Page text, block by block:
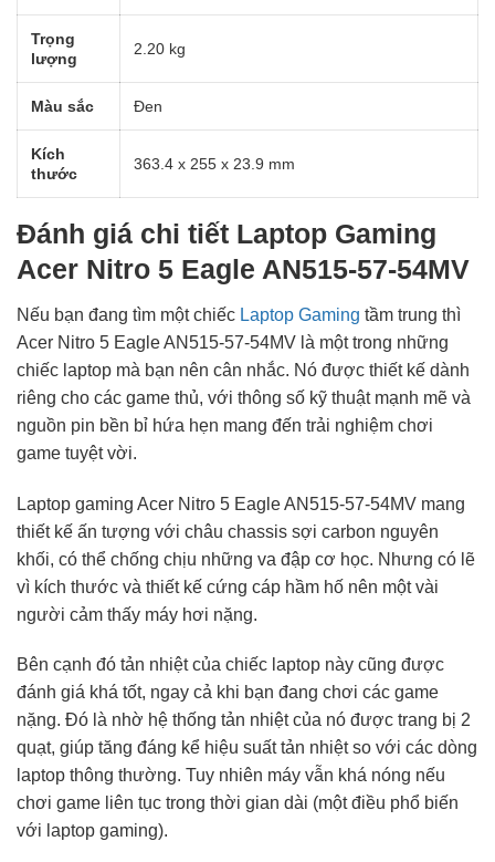
Trọng
lượng
2.20 kg
Màu sắc Đen
Kích
thước
363.4 x 255 x 23.9 mm
Đánh giá chi tiết Laptop Gaming
Acer Nitro 5 Eagle AN515-57-54MV
Nếu bạn đang tìm một chiếc Laptop Gaming tầm trung thì
Acer Nitro 5 Eagle AN515-57-54MV là một trong những
chiếc laptop mà bạn nên cân nhắc. Nó được thiết kế dành
riêng cho các game thủ, với thông số kỹ thuật mạnh mẽ và
nguồn pin bền bỉ hứa hẹn mang đến trải nghiệm chơi
game tuyệt vời.
Laptop gaming Acer Nitro 5 Eagle AN515-57-54MV mang
thiết kế ấn tượng với châu chassis sợi carbon nguyên
khối, có thể chống chịu những va đập cơ học. Nhưng có lẽ
vì kích thước và thiết kế cứng cáp hầm hố nên một vài
người cảm thấy máy hơi nặng.
Bên cạnh đó tản nhiệt của chiếc laptop này cũng được
đánh giá khá tốt, ngay cả khi bạn đang chơi các game
nặng. Đó là nhờ hệ thống tản nhiệt của nó được trang bị 2
quạt, giúp tăng đáng kể hiệu suất tản nhiệt so với các dòng
laptop thông thường. Tuy nhiên máy vẫn khá nóng nếu
chơi game liên tục trong thời gian dài (một điều phổ biến
với laptop gaming).